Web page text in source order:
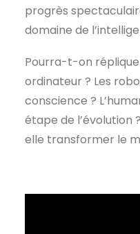
progrès
domaine de
Pourra-t-on
ordinateur ? Les
conscience ?
étape de l’évolution
elle transformer le